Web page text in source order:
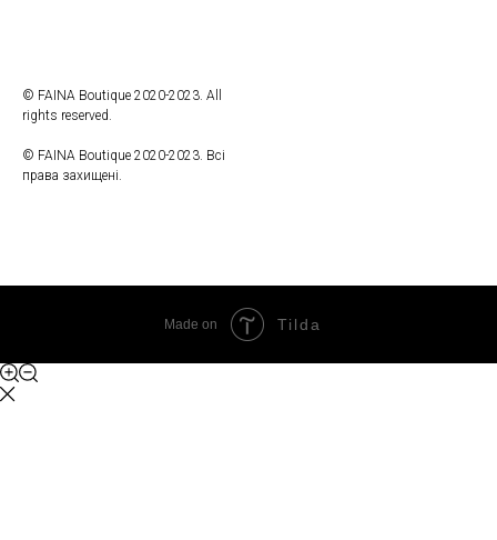
© FAINA Boutique 2020-2023. All
rights reserved.
© FAINA Boutique 2020-2023. Всі
права захищені.
Made on Tilda